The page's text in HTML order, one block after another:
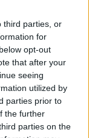
third parties, or
for
opt-out
that after your
seeing
utilized by
parties prior to
the further
parties on the